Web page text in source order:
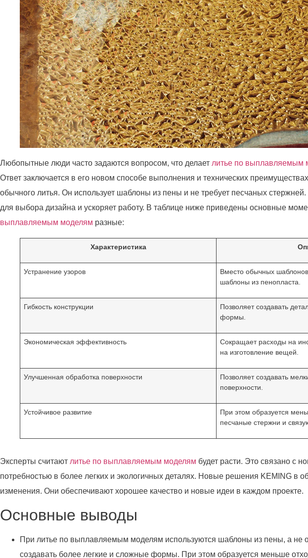
Любопытные люди часто задаются вопросом, что делает литье по выплавляемым
Ответ заключается в его новом способе выполнения и технических
обычного литья. Он использует шаблоны из пены и не требует песчаных
для выбора дизайна и ускоряет работу. В таблице ниже приведены основные
выплавляемым моделям разные:
Характеристика
Устранение узоров
Вместо обычных
шаблоны из пенопласта.
Гибкость конструкции
Позволяет создавать
формы.
Экономическая эффективность
Сокращает расходы на
на изготовление вещей.
Улучшенная обработка поверхности
Позволяет создавать
поверхности.
Устойчивое развитие
При этом образуется
песчаные стержни и
Эксперты считают литье по выплавляемым моделям будет расти. Это связано с
потребностью в более легких и экологичных деталях. Новые решения KEMING в
изменения. Они обеспечивают хорошее качество и новые идеи в каждом проекте.
Основные выводы
При литье по выплавляемым моделям используются шаблоны из пены, а
создавать более легкие и сложные формы. При этом образуется меньше